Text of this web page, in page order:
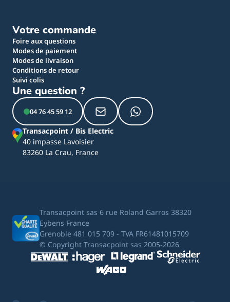
Votre commande
Foire aux questions
Modes de paiement
Modes de livraison
Conditions de retour
Suivi colis
Une question ?
04 76 45 59 12
Transacpoint / Bis Electric
40 impasse Lavoisier
83260 La Crau, France
Transacpoint sas 6 rue Roland Garros 38320
Eybens France
Grenoble 481 015 709 - TVA FR61481015709
© Copyright Transacpoint sas 2005-2026